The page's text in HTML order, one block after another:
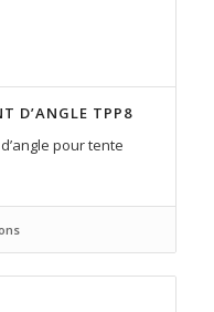
D’ANGLE TPP8
pour tente